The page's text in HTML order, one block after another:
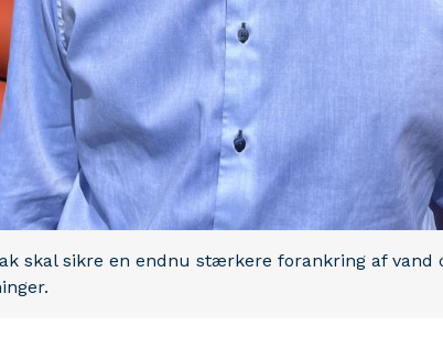
skal sikre en endnu stærkere forankring af vand